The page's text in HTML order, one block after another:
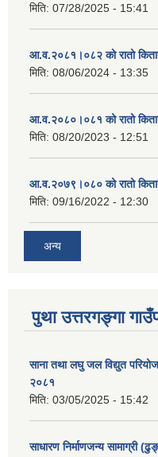
मिति: 07/28/2025 - 15:41
आ.व.२०८१।०८२ को रातो
मिति: 08/06/2024 - 13:35
आ.व.२०८०।०८१ को रातो
मिति: 08/20/2023 - 12:51
आ.व.२०७९।०८० को रातो
मिति: 09/16/2022 - 12:30
अन्य
पुथा उत्तरगङ्गा
साना तथा लघु जल विद्युत
२०८१
मिति: 03/05/2025 - 15:42
साधारण निर्माणजन्य सामाग्री